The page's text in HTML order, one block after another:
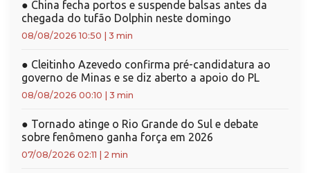
● China fecha portos e suspende balsas antes da
chegada do tufão Dolphin neste domingo
08/08/2026 10:50 3 min
● Cleitinho Azevedo confirma pré-candidatura ao
governo de Minas e se diz aberto a apoio do PL
08/08/2026 00:10 3 min
● Tornado atinge o Rio Grande do Sul e debate
sobre fenômeno ganha força em 2026
07/08/2026 02:11 2 min